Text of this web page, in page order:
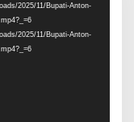
2025/11/Bupati-Anton-
2025/11/Bupati-Anton-